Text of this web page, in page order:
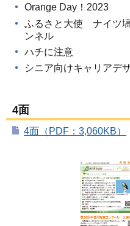
Orange Day！2023
ふるさと大使 ナイツ
ンネル
ハチに注意
シニア向けキャリアデ
4面
4面（PDF：3,060KB）